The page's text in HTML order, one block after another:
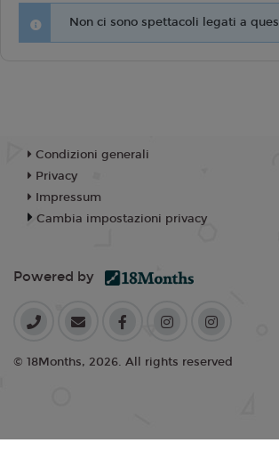
Non ci sono spettacoli legati a
Condizioni generali
Privacy
Impressum
Cambia impostazioni privacy
Powered by
© 18Months, 2026. All rights reserved